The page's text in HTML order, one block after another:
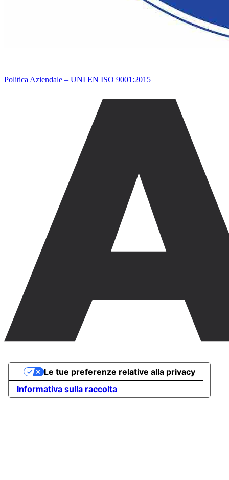
Politica Aziendale – UNI EN ISO 9001:2015
Informativa sulla raccolta
Le tue preferenze relative alla privacy